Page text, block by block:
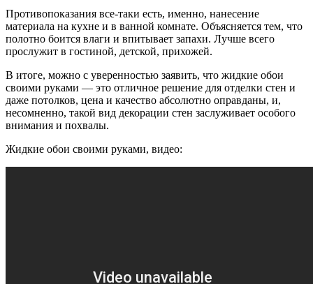
Противопоказания все-таки есть, именно, нанесение
материала на кухне и в ванной комнате. Объясняется тем, что
полотно боится влаги и впитывает запахи. Лучше всего
прослужит в гостиной, детской, прихожей.
В итоге, можно с уверенностью заявить, что жидкие обои
своими руками — это отличное решение для отделки стен и
даже потолков, цена и качество абсолютно оправданы, и,
несомненно, такой вид декорации стен заслуживает особого
внимания и похвалы.
Жидкие обои своими руками, видео: